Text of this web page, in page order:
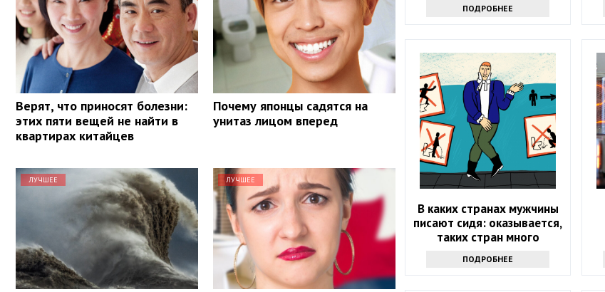
Верят, что приносят болезни:
этих пяти вещей не найти в
квартирах китайцев
Почему японцы садятся на
унитаз лицом вперед
ЛУЧШЕЕ ЛУЧШЕЕ
ПОДРОБНЕЕ
В каких странах мужчины
писают сидя: оказывается,
таких стран много
ПОДРОБНЕЕ